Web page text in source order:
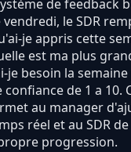
de feedback
le SDR
je appris cette
est ma plus
je besoin la
de 1 a 10.
au manager
réel et au SDR
progression.